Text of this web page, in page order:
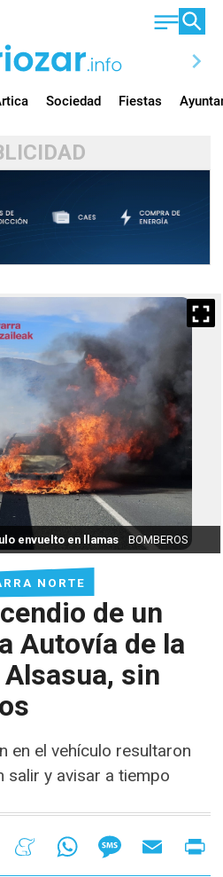
chevron_right
Sociedad Fiestas
NORTE
de un
Autovía de la
sin
en el vehículo resultaron
salir y avisar a tiempo
envuelto en llamas BOMBEROS
LinkedIn MeneameWhatsAppMessageEmail